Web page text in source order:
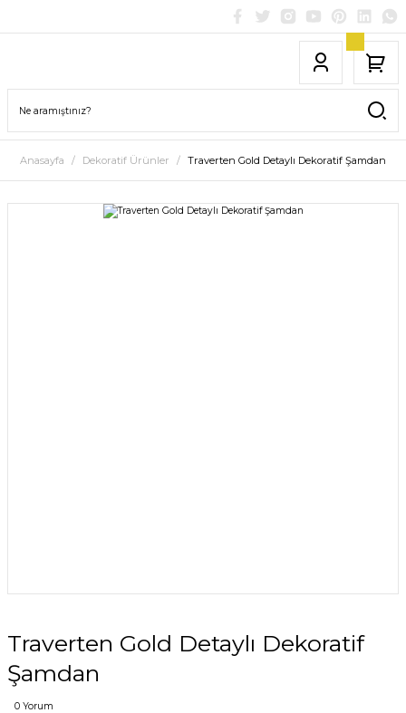
Anasayfa Dekoratif Ürünler Traverten Gold Detaylı Dekoratif Şamdan
Traverten Gold Detaylı Dekoratif
Şamdan
0 Yorum